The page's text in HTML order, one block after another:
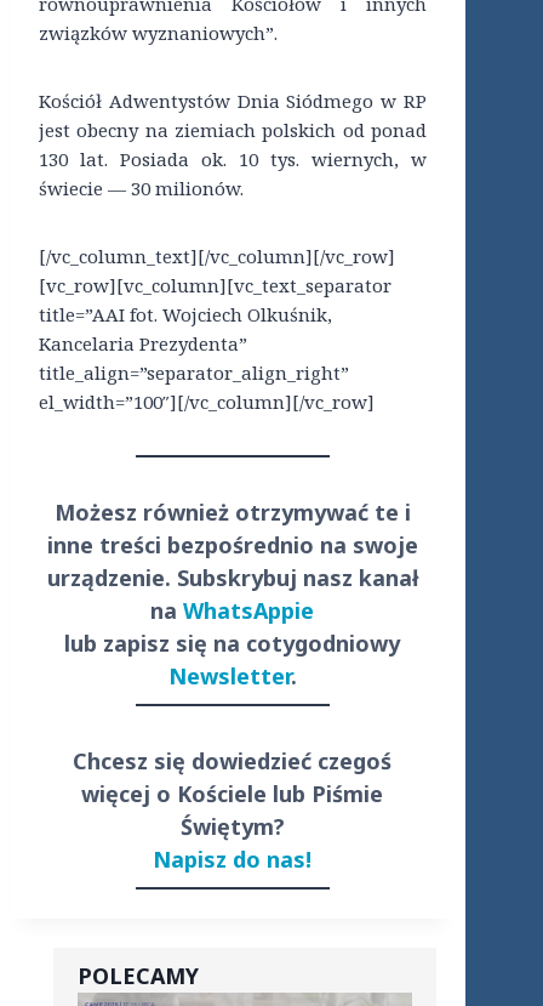
związków wyznaniowych”.
Kościół Adwentystów Dnia Siódmego w RP
jest obecny na ziemiach polskich od ponad
130 lat. Posiada ok. 10 tys. wiernych, w
świecie — 30 milionów.
[/vc_column_text][/vc_column][/vc_row]
[vc_row][vc_column][vc_text_separator
title=”AAI fot. Wojciech Olkuśnik,
Kancelaria Prezydenta”
title_align=”separator_align_right”
el_width=”100″][/vc_column][/vc_row]
Możesz również otrzymywać te i
inne treści bezpośrednio na swoje
urządzenie. Subskrybuj nasz kanał
naWhatsAppie
lub zapisz się na cotygodniowy
Newsletter.
Chcesz się dowiedzieć czegoś
więcej o Kościele lub Piśmie
Świętym?
Napisz do nas!
POLECAMY